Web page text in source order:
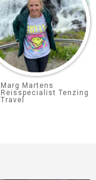
Marg Martens
Reisspecialist Tenzing
Travel